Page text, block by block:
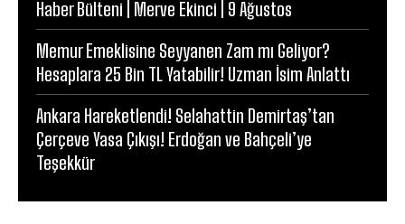
Haber Bülteni | Merve Ekinci | 9 Ağustos
Memur Emeklisine Seyyanen Zam mı Geliyor?
Hesaplara 25 Bin TL Yatabilir! Uzman İsim Anlattı
Ankara Hareketlendi! Selahattin Demirtaş’tan
Çerçeve Yasa Çıkışı! Erdoğan ve Bahçeli’ye
Teşekkür